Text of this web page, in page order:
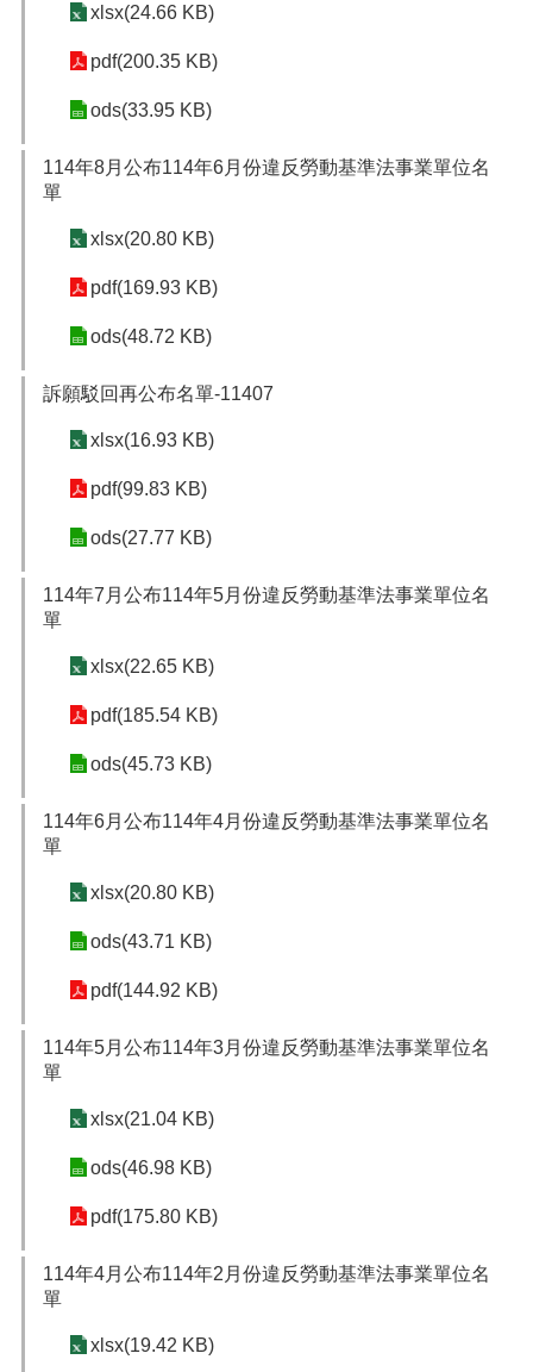
xlsx(24.66 KB)
pdf(200.35 KB)
ods(33.95 KB)
114年8月公布114年6月份違反勞動基準法事業單位名
單
xlsx(20.80 KB)
pdf(169.93 KB)
ods(48.72 KB)
訴願駁回再公布名單-11407
xlsx(16.93 KB)
pdf(99.83 KB)
ods(27.77 KB)
114年7月公布114年5月份違反勞動基準法事業單位名
單
xlsx(22.65 KB)
pdf(185.54 KB)
ods(45.73 KB)
114年6月公布114年4月份違反勞動基準法事業單位名
單
xlsx(20.80 KB)
ods(43.71 KB)
pdf(144.92 KB)
114年5月公布114年3月份違反勞動基準法事業單位名
單
xlsx(21.04 KB)
ods(46.98 KB)
pdf(175.80 KB)
114年4月公布114年2月份違反勞動基準法事業單位名
單
xlsx(19.42 KB)